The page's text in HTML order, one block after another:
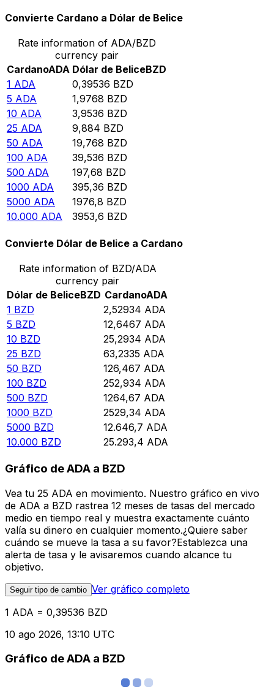
Convierte Cardano a Dólar de Belice
Rate information of ADA/BZD
currency pair
CardanoADA Dólar de BeliceBZD
1 ADA 0,39536 BZD
5 ADA 1,9768 BZD
10 ADA 3,9536 BZD
25 ADA 9,884 BZD
50 ADA 19,768 BZD
100 ADA 39,536 BZD
500 ADA 197,68 BZD
1000 ADA 395,36 BZD
5000 ADA 1976,8 BZD
10.000 ADA 3953,6 BZD
Convierte Dólar de Belice a Cardano
Rate information of BZD/ADA
currency pair
Dólar de BeliceBZD CardanoADA
1 BZD 2,52934 ADA
5 BZD 12,6467 ADA
10 BZD 25,2934 ADA
25 BZD 63,2335 ADA
50 BZD 126,467 ADA
100 BZD 252,934 ADA
500 BZD 1264,67 ADA
1000 BZD 2529,34 ADA
5000 BZD 12.646,7 ADA
10.000 BZD 25.293,4 ADA
Gráfico de ADA a BZD
Vea tu 25 ADA en movimiento. Nuestro gráfico en vivo
de ADA a BZD rastrea 12 meses de tasas del mercado
medio en tiempo real y muestra exactamente cuánto
valía su dinero en cualquier momento.¿Quiere saber
cuándo se mueve la tasa a su favor?Establezca una
alerta de tasa y le avisaremos cuando alcance tu
objetivo.
Seguir tipo de cambio Ver gráfico completo
1 ADA = 0,39536 BZD
10 ago 2026, 13:10 UTC
Gráfico de ADA a BZD